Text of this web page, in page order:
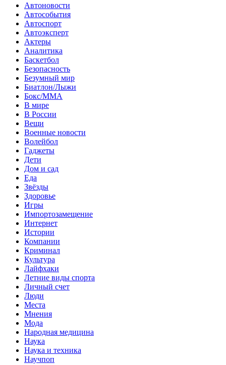
Автоновости
Автособытия
Автоспорт
Автоэксперт
Актеры
Аналитика
Баскетбол
Безопасность
Безумный мир
Биатлон/Лыжи
Бокс/MMA
В мире
В России
Вещи
Военные новости
Волейбол
Гаджеты
Дети
Дом и сад
Еда
Звёзды
Здоровье
Игры
Импортозамещение
Интернет
Истории
Компании
Криминал
Культура
Лайфхаки
Летние виды спорта
Личный счет
Люди
Места
Мнения
Мода
Народная медицина
Наука
Наука и техника
Научпоп